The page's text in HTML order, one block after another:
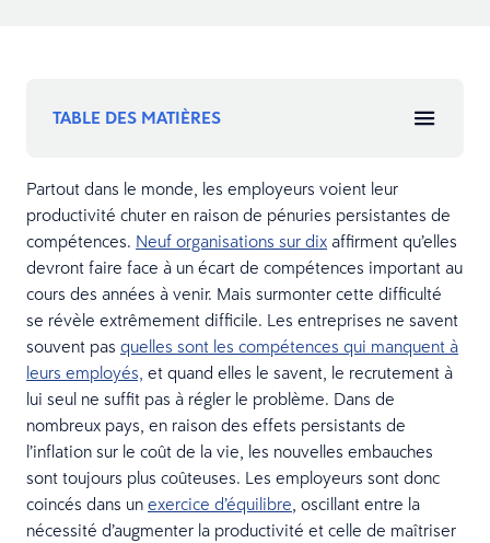
TABLE DES MATIÈRES
Partout dans le monde, les employeurs voient leur
productivité chuter en raison de pénuries persistantes de
compétences. Neuf organisations sur dix affirment qu’elles
devront faire face à un écart de compétences important au
cours des années à venir. Mais surmonter cette difficulté
se révèle extrêmement difficile. Les entreprises ne savent
souvent pas quelles sont les compétences qui manquent à
leurs employés, et quand elles le savent, le recrutement à
lui seul ne suffit pas à régler le problème. Dans de
nombreux pays, en raison des effets persistants de
l’inflation sur le coût de la vie, les nouvelles embauches
sont toujours plus coûteuses. Les employeurs sont donc
coincés dans un exercice d’équilibre , oscillant entre la
nécessité d’augmenter la productivité et celle de maîtriser